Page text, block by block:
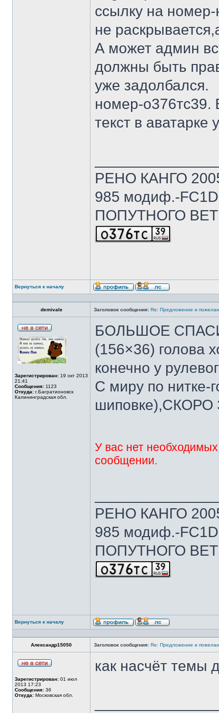
ссылку на
не
А может админ
должны быть
уже задолбался.
номер-
текст в аватарке
РЕНО КАНГО
985 модиф.-
ПОПУТНОГО
Вернуться к началу
demivale Заголовок сообщения: Re: Предложение и
Зарегистрирован: 19 окт 2013
21:41
Сообщения: 1123
Откуда: г.Багратионовск
Калининградская обл.
БОЛЬШОЕ
(156×36) голова
конечно у
С миру по
У вас нет
сообщении.
РЕНО КАНГО
985 модиф.-
ПОПУТНОГО
Вернуться к началу
Александр15050 Заголовок сообщения: Re: Предложение и
Зарегистрирован: 01 июл
2013 17:23
Сообщения: 36
Откуда: Московская обл.
как насчёт темы